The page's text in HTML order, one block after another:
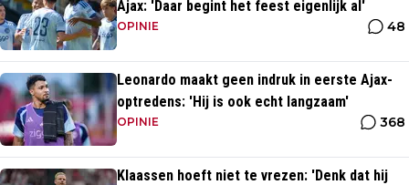
Ajax: 'Daar begint het feest eigenlijk al'
OPINIE 48
Leonardo maakt geen indruk in eerste Ajax-
optredens: 'Hij is ook echt langzaam'
OPINIE 368
Klaassen hoeft niet te vrezen: 'Denk dat hij